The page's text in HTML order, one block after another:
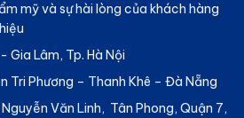
mỹ và sự hài lòng của khách hàng
Gia Lâm, Tp. Hà Nội
Tri Phương – Thanh Khê – Đà Nẵng
Văn Linh, Tân Phong, Quận 7,